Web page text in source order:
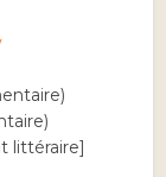
littéraire]